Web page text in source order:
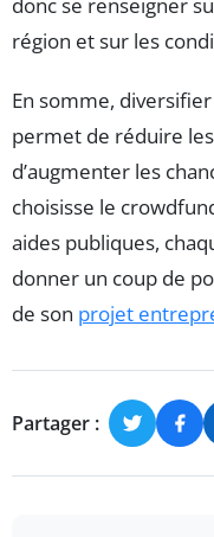
donc se renseigner
région et sur les
En somme,
permet de réduire
d’augmenter les
choisisse le
aides publiques,
donner un coup de
de son projet
Partager :